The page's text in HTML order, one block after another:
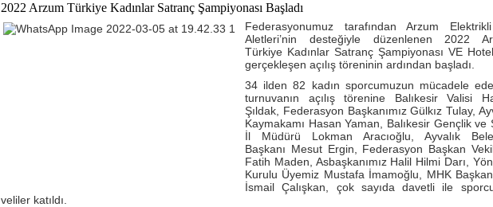
2022 Arzum Türkiye Kadınlar Satranç Şampiyonası Başladı
Federasyonumuz tarafından Arzum
Aletleri’nin desteğiyle düzenlenen 2022
Türkiye Kadınlar Satranç Şampiyonası VE
gerçekleşen açılış töreninin ardından başladı.
34 ilden 82 kadın sporcumuzun mücadele
turnuvanın açılış törenine Balıkesir Valisi
Şıldak, Federasyon Başkanımız Gülkız Tulay,
Kaymakamı Hasan Yaman, Balıkesir Gençlik ve
İl Müdürü Lokman Aracıoğlu, Ayvalık
Başkanı Mesut Ergin, Federasyon Başkan
Fatih Maden, Asbaşkanımız Halil Hilmi Darı,
Kurulu Üyemiz Mustafa İmamoğlu, MHK
İsmail Çalışkan, çok sayıda davetli ile
veliler katıldı.